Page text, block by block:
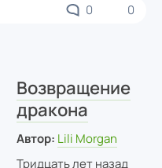
0 0
Возвращение
дракона
Автор: Lili Morgan
Тридцать лет назад